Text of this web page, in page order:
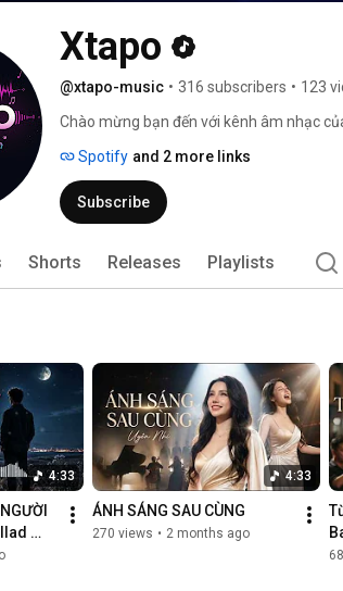
Xtapo
@xtapo-music • 316 subscribers • 123
Chào mừng bạn đến với kênh âm nhạc
được gửi gắm bằng âm nhạc, mong rằng
bạn. Hãy cùng lắng nghe và cảm nhận nhé!
Spotify and 2 more links
Subscribe
Shorts Releases Playlists
4:33 4:33
ÁNH SÁNG SAU CÙNG
270 views • 2 months ago